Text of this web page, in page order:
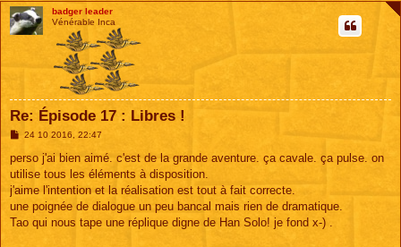
badger leader
Vénérable Inca
Re: Épisode 17 : Libres !
M
s
a
g
24 10 2016, 22:47
perso j'ai bien aimé. c'est de la grande aventure. ça cavale. ça pulse. on
utilise tous les éléments à disposition.
j'aime l'intention et la réalisation est tout à fait correcte.
une poignée de dialogue un peu bancal mais rien de dramatique.
Tao qui nous tape une réplique digne de Han Solo! je fond x-) .